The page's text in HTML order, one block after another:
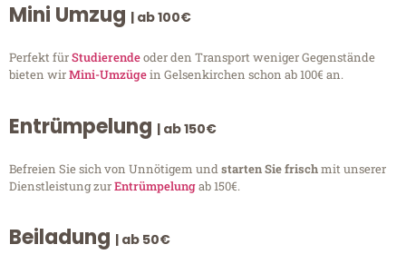
Mini Umzug | ab 100€
Perfekt fürStudierendeoder den Transport weniger Gegenstände
bieten wirMini-Umzügein Gelsenkirchen schon ab 100€ an.
Entrümpelung | ab 150€
Befreien Sie sich von Unnötigem undstarten Sie frischmit unserer
Dienstleistung zurEntrümpelungab 150€.
Beiladung | ab 50€